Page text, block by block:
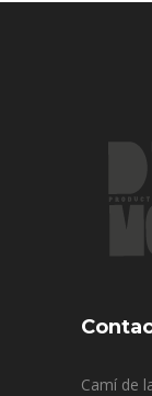
Camí de